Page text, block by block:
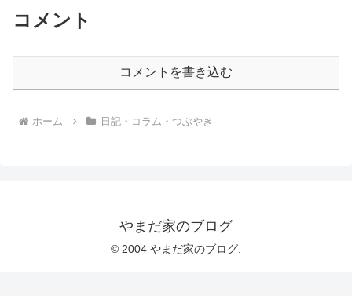
コメント
コメントを書き込む
ホーム 日記・コラム・つぶやき
やまだ家のブログ
© 2004 やまだ家のブログ.